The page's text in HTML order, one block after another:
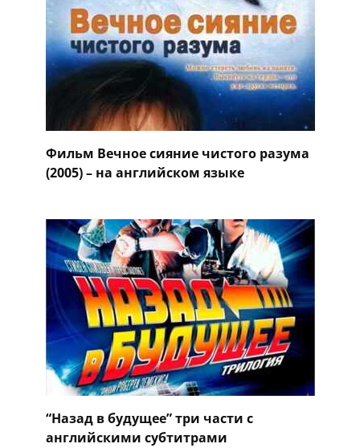
Фильм Вечное сияние чистого разума
(2005) – на английском языке
“Назад в будущее” три части с
английскими субтитрами